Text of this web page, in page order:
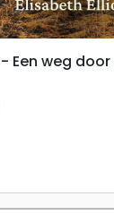
Een weg